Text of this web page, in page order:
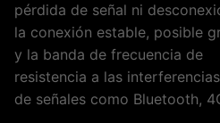
pérdida de señal ni
la conexión estable, posible
y la banda de frecuencia de
resistencia a las
de señales como Bluetooth,